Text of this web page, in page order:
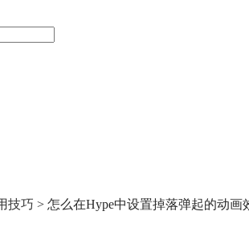
技巧 > 怎么在Hype中设置掉落弹起的动画